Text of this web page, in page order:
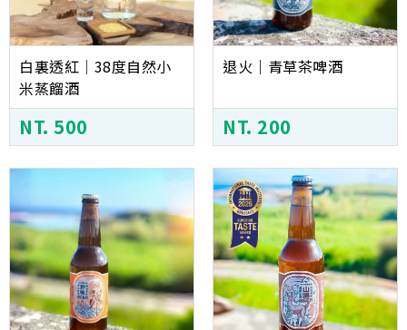
白裏透紅│38度自然小
米蒸餾酒
NT. 500
退火｜青草茶啤酒
NT. 200